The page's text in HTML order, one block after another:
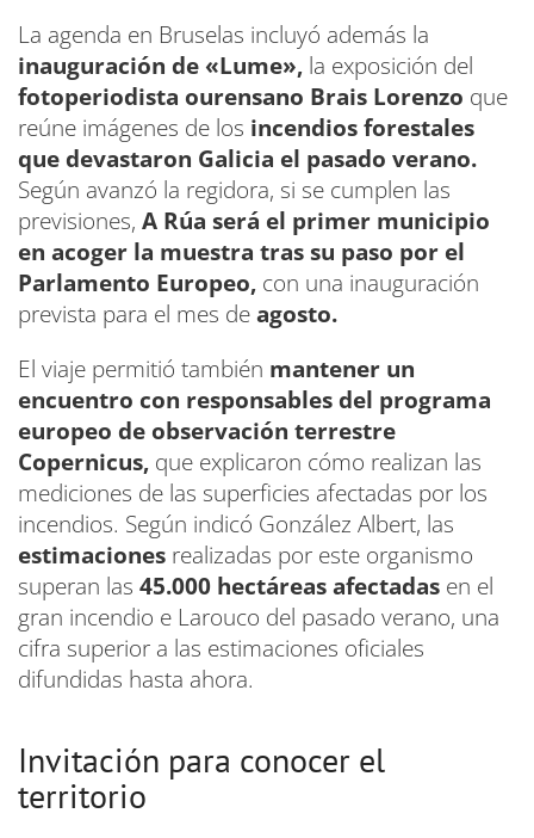
La agenda en Bruselas incluyó además la
inauguración de «Lume», la exposición del
fotoperiodista ourensano Brais Lorenzo que
reúne imágenes de los incendios forestales
que devastaron Galicia el pasado verano.
Según avanzó la regidora, si se cumplen las
previsiones, A Rúa será el primer municipio
en acoger la muestra tras su paso por el
Parlamento Europeo, con una inauguración
prevista para el mes deagosto.
El viaje permitió también mantener un
encuentro con responsables del programa
europeo de observación terrestre
Copernicus, que explicaron cómo realizan las
mediciones de las superficies afectadas por los
incendios. Según indicó González Albert, las
estimaciones realizadas por este organismo
superan las 45.000 hectáreas afectadas en el
gran incendio e Larouco del pasado verano, una
cifra superior a las estimaciones oficiales
difundidas hasta ahora.
Invitación para conocer el
territorio